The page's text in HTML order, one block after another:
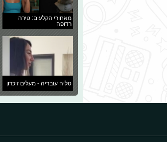
מאחורי הקלעים: טירה
רדופה
טליה עובדיה - מעלים זיכרון